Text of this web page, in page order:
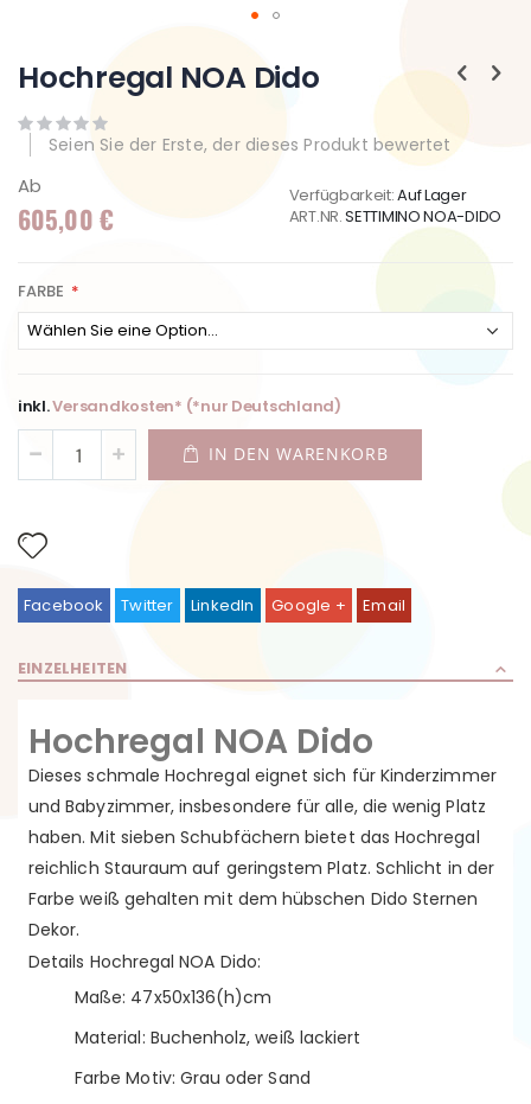
Anfang
der
springen
Hochregal NOA Dido
Seien Sie der Erste, der dieses Produkt bewertet
Ab
605,00 €
Verfügbarkeit:Auf Lager
ART.NR.SETTIMINO NOA-DIDO
FARBE
inkl.Versandkosten* (*nur Deutschland)
IN DEN WARENKORB
Facebook Twitter LinkedIn Google + Email
EINZELHEITEN
Hochregal NOA Dido
Dieses schmale Hochregal eignet sich für Kinderzimmer
und Babyzimmer, insbesondere für alle, die wenig Platz
haben. Mit sieben Schubfächern bietet das Hochregal
reichlich Stauraum auf geringstem Platz. Schlicht in der
Farbe weiß gehalten mit dem hübschen Dido Sternen
Dekor.
Details Hochregal NOA Dido:
Maße: 47x50x136(h)cm
Material: Buchenholz, weiß lackiert
Farbe Motiv: Grau oder Sand